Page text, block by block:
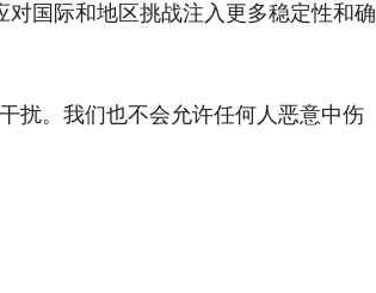
国际和地区挑战注入更多稳定性和确
扰。我们也不会允许任何人恶意中伤